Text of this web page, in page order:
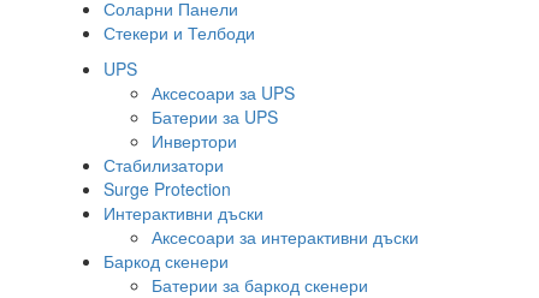
Соларни Панели
Стекери и Телбоди
UPS
Аксесоари за UPS
Батерии за UPS
Инвертори
Стабилизатори
Surge Protection
Интерактивни дъски
Аксесоари за интерактивни дъски
Баркод скенери
Батерии за баркод скенери